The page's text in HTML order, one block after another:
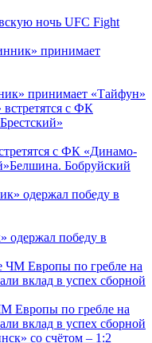
ночь UFC Fight
принимает «Тайфун»
с ФК «Динамо-
Белшина. Бобруйский
одержал победу в
Европы по гребле на
вклад в успех сборной